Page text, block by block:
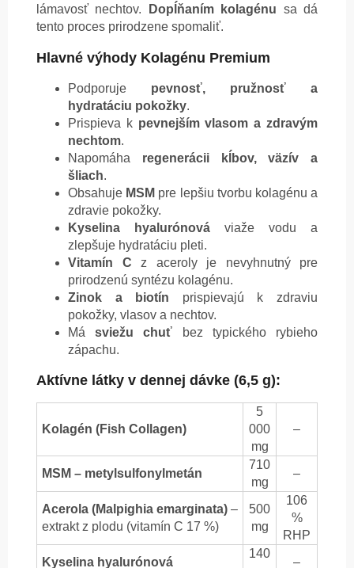
lámavosť nechtov.
Dopĺňaním kolagénu sa dá
tento proces prirodzene spomaliť.
Hlavné výhody Kolagénu Premium
Podporuje pevnosť, pružnosť a
hydratáciu pokožky.
Prispieva k pevnejším vlasom a zdravým
nechtom.
Napomáha regenerácii kĺbov, väzív a
šliach.
Obsahuje MSM pre lepšiu tvorbu kolagénu a
zdravie pokožky.
Kyselina hyalurónová viaže vodu a
zlepšuje hydratáciu pleti.
Vitamín C z aceroly je nevyhnutný pre
prirodzenú syntézu kolagénu.
Zinok a biotín prispievajú k zdraviu
pokožky, vlasov a nechtov.
Másviežu chuť bez typického rybieho
zápachu.
Aktívne látky v dennej dávke (6,5 g):
Kolagén (Fish Collagen)
5
000
mg
–
MSM – metylsulfonylmetán
710
mg
–
Acerola (Malpighia emarginata) –
extrakt z plodu (vitamín C 17 %)
500
mg
106
%
RHP
Kyselina hyalurónová
140
–